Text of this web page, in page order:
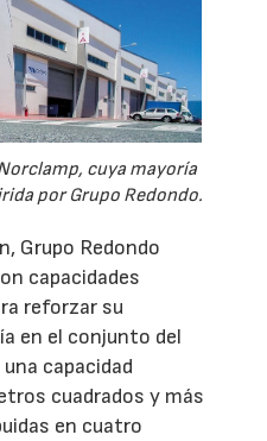
cuya mayoría
por Grupo Redondo.
Grupo Redondo
capacidades
reforzar su
en el conjunto del
capacidad
cuadrados y más
en cuatro